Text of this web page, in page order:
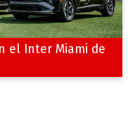
el Inter Miami de